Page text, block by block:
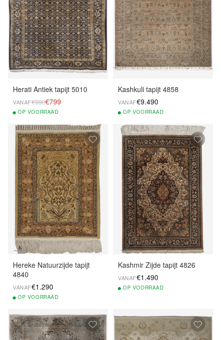
Herati Antiek tapijt 5010
VANAF€990€799
OP VOORRAAD
Kashkuli tapijt 4858
VANAF€9.490
OP VOORRAAD
Hereke Natuurzijde tapijt
4840
VANAF€1.290
OP VOORRAAD
Kashmir Zijde tapijt 4826
VANAF€1.490
OP VOORRAAD